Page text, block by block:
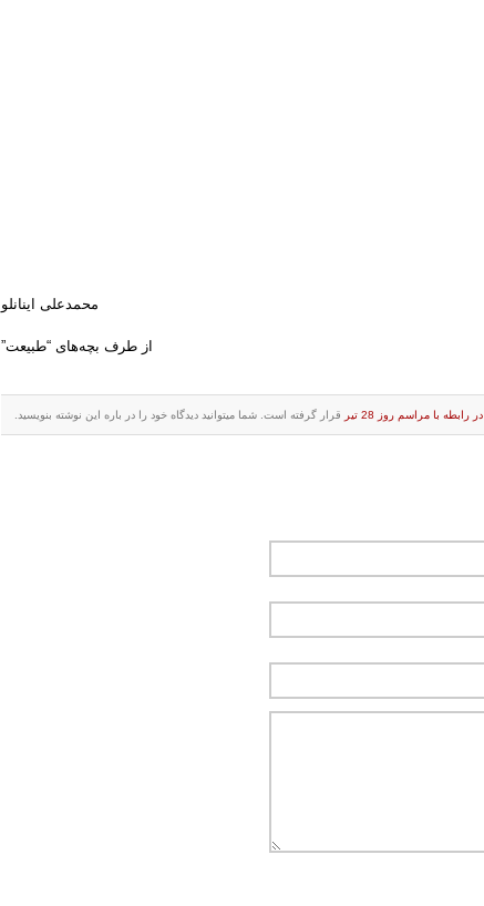
محمدعلی اینانلو
از طرف بچه‌های “طبیعت”
در رابطه با مراسم روز 28 تیر قرار گرفته است. شما میتوانید دیدگاه خود را در باره این نوشته بنویسید.